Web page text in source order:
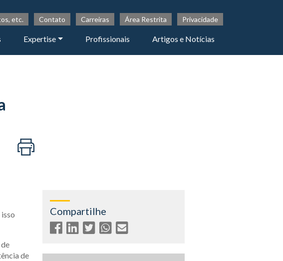
etc. Contato Carreiras Área Restrita Privacidade
Expertise Profissionais Artigos e Notícias
de
Compartilhe